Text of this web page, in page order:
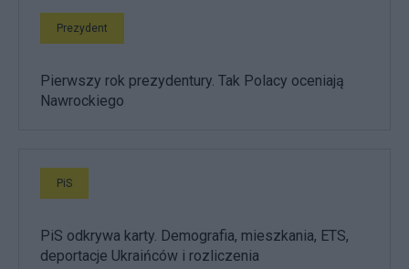
Prezydent
Pierwszy rok prezydentury. Tak Polacy oceniają
Nawrockiego
PiS
PiS odkrywa karty. Demografia, mieszkania, ETS,
deportacje Ukraińców i rozliczenia